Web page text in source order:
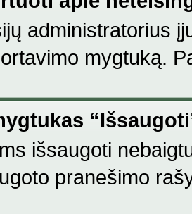
administratorius
mygtuką.
išsaugoti
pranešimo